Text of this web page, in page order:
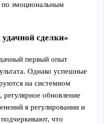
по эмоциональным
сделки»
первый опыт
Однако успешные
на системном
обновление
в регулировании и
что